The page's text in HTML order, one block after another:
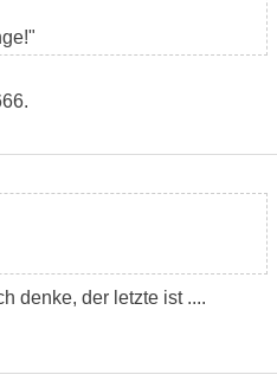
denke, der letzte ist ....